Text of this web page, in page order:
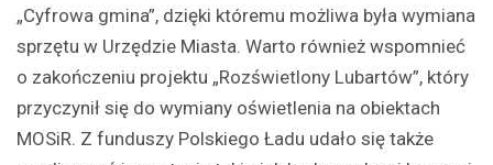
„Cyfrowa gmina”, dzięki któremu możliwa była wymiana
sprzętu w Urzędzie Miasta. Warto również wspomnieć
o zakończeniu projektu „Rozświetlony Lubartów”, który
przyczynił się do wymiany oświetlenia na obiektach
MOSiR. Z funduszy Polskiego Ładu udało się także